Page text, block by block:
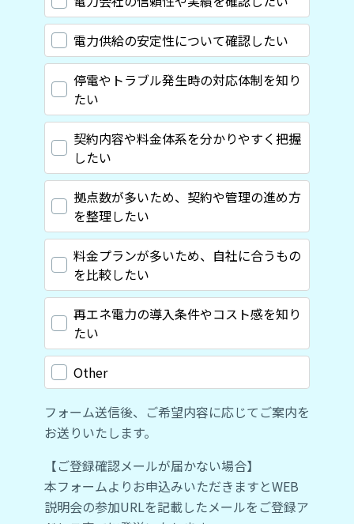
電力供給の安定性について確認したい
停電やトラブル発生時の対応体制を知り
たい
契約内容や料金体系を分かりやすく把握
したい
拠点数が多いため、契約や管理の進め方
を整理したい
料金プランが多いため、自社に合うもの
を比較したい
再エネ電力の導入条件やコスト感を知り
たい
Other
フォーム送信後、ご希望内容に応じてご案内を
お送りいたします。
【ご登録確認メールが届かない場合】
本フォームよりお申込みいただきますとWEB
説明会の参加URLを記載したメールをご登録ア